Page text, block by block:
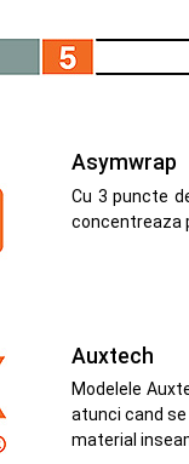
Asymwrap
Cu 3 puncte
concentreaza
Auxtech
Modelele
atunci cand
material